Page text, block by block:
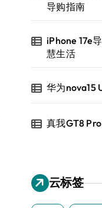
导购指南
iPhone 17e
慧生活
华为nova15
真我GT8
云标签